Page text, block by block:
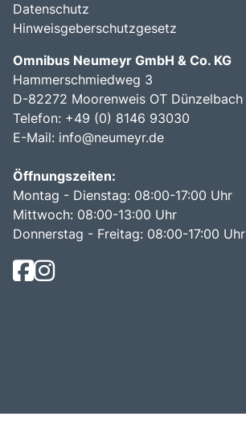
Datenschutz
Hinweisgeberschutzgesetz
Omnibus Neumeyr GmbH & Co. KG
Hammerschmiedweg 3
D-82272 Moorenweis OT Dünzelbach
Telefon: +49 (0) 8146 93030
E-Mail: info@neumeyr.de
Öffnungszeiten:
Montag - Dienstag: 08:00-17:00 Uhr
Mittwoch: 08:00-13:00 Uhr
Donnerstag - Freitag: 08:00-17:00 Uhr